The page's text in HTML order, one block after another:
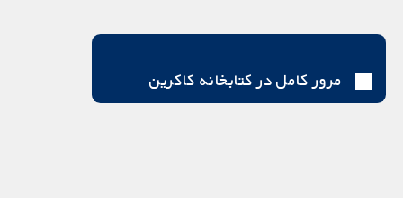
مرور کامل در کتابخانه کاکرین